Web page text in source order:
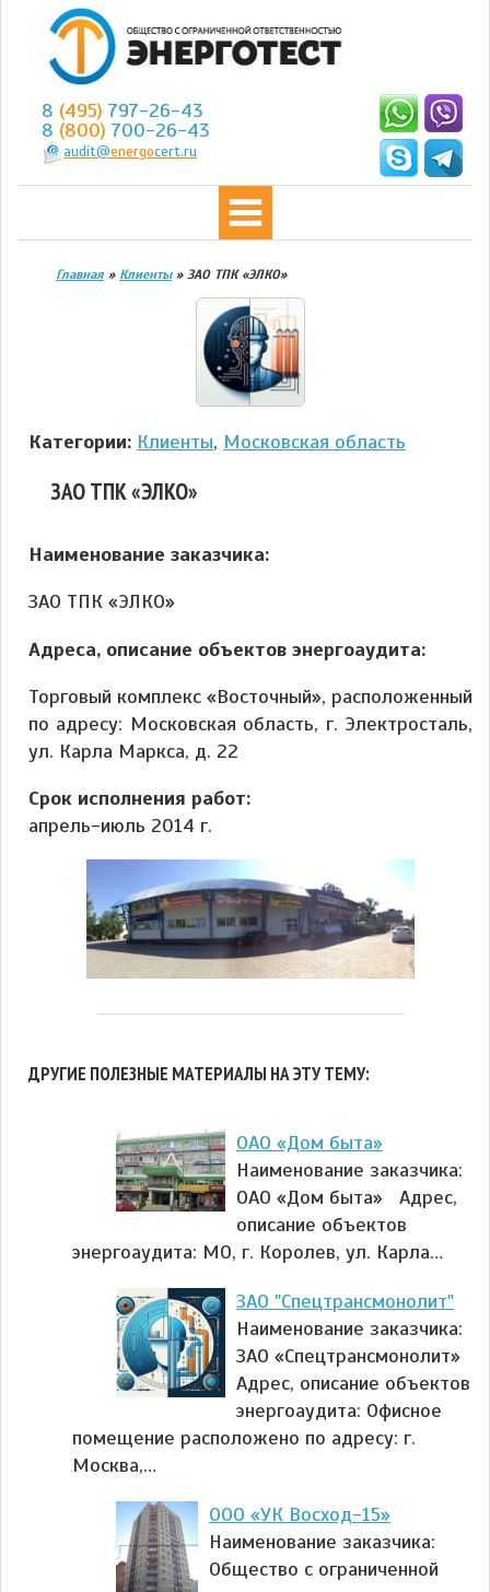
8 (495) 797-26-43
8 (800) 700-26-43
audit@energocert.ru
Главная » Клиенты» ЗАО ТПК «ЭЛКО»
Категории: Клиенты, Московская область
ЗАО ТПК «ЭЛКО»
Наименование заказчика:
ЗАО ТПК «ЭЛКО»
Адреса, описание объектов энергоаудита:
Торговый комплекс «Восточный», расположенный
по адресу: Московская область, г. Электросталь,
ул. Карла Маркса, д. 22
Срок исполнения работ:
апрель-июль 2014 г.
ДРУГИЕ ПОЛЕЗНЫЕ МАТЕРИАЛЫ НА ЭТУ ТЕМУ:
ОАО «Дом быта»
Наименование заказчика:
ОАО «Дом быта» Адрес,
описание объектов
энергоаудита: МО, г. Королев, ул. Карла…
ЗАО "Спецтрансмонолит"
Наименование заказчика:
ЗАО «Спецтрансмонолит»
Адрес, описание объектов
энергоаудита: Офисное
помещение расположено по адресу: г.
Москва,…
ООО «УК Восход-15»
Наименование заказчика:
Общество с ограниченной